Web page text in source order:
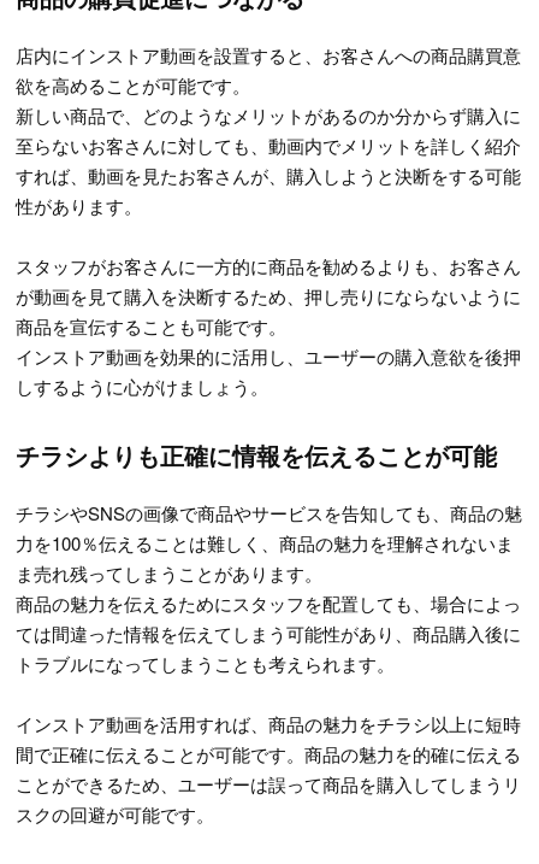
店内にインストア動画を設置すると、お客さんへの商品購買意
欲を高めることが可能です。
新しい商品で、どのようなメリットがあるのか分からず購入に
至らないお客さんに対しても、動画内でメリットを詳しく紹介
すれば、動画を見たお客さんが、購入しようと決断をする可能
性があります。
スタッフがお客さんに一方的に商品を勧めるよりも、お客さん
が動画を見て購入を決断するため、押し売りにならないように
商品を宣伝することも可能です。
インストア動画を効果的に活用し、ユーザーの購入意欲を後押
しするように心がけましょう。
チラシよりも正確に情報を伝えることが可能
チラシやSNSの画像で商品やサービスを告知しても、商品の魅
力を100％伝えることは難しく、商品の魅力を理解されないま
ま売れ残ってしまうことがあります。
商品の魅力を伝えるためにスタッフを配置しても、場合によっ
ては間違った情報を伝えてしまう可能性があり、商品購入後に
トラブルになってしまうことも考えられます。
インストア動画を活用すれば、商品の魅力をチラシ以上に短時
間で正確に伝えることが可能です。商品の魅力を的確に伝える
ことができるため、ユーザーは誤って商品を購入してしまうリ
スクの回避が可能です。